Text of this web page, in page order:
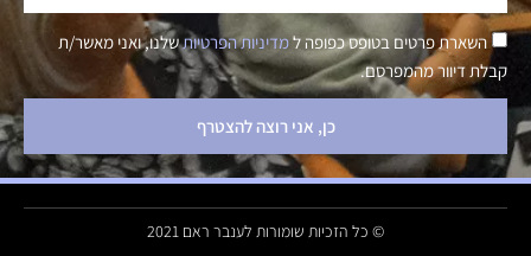
השארת פרטים בטופס כפופה למדיניות הפרטיותשלנו, ואני מאשר/ת
קבלת דיוור מהמפרסם.
כן, אני רוצה להצטרף
© כל הזכיות שומורות לענבר ראם 2021